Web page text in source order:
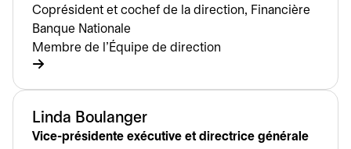
Coprésident et cochef de la direction, Financière
Banque Nationale
Membre de l’Équipe de direction
Linda Boulanger
Vice-présidente exécutive et directrice générale